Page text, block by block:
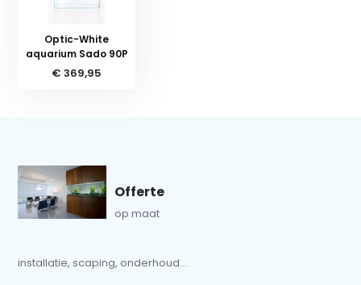
Optic-White
aquarium Sado 90P
€ 369,95
Offerte
op maat
installatie, scaping, onderhoud...